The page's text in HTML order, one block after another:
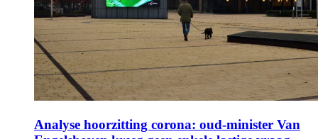
Analyse hoorzitting corona: oud-minister Van